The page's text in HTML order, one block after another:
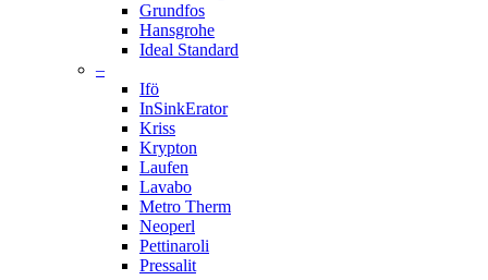
Grundfos
Hansgrohe
Ideal Standard
–
Ifö
InSinkErator
Kriss
Krypton
Laufen
Lavabo
Metro Therm
Neoperl
Pettinaroli
Pressalit